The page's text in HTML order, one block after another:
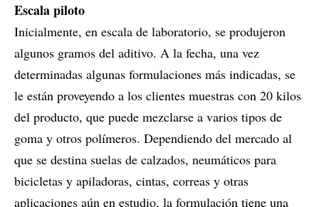
Escala piloto
Inicialmente, en escala de laboratorio, se produjeron
algunos gramos del aditivo. A la fecha, una vez
determinadas algunas formulaciones más indicadas, se
le están proveyendo a los clientes muestras con 20 kilos
del producto, que puede mezclarse a varios tipos de
goma y otros polímeros. Dependiendo del mercado al
que se destina suelas de calzados, neumáticos para
bicicletas y apiladoras, cintas, correas y otras
aplicaciones aún en estudio, la formulación tiene una